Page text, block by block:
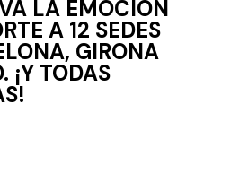
LA EMOCIÓN
A 12 SEDES
GIRONA
¡Y TODAS